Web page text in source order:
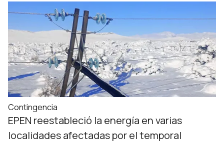
Contingencia
EPEN reestableció la energía en varias
localidades afectadas por el temporal